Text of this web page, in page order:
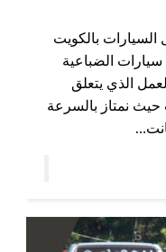
بالكويت
الضباعية
الذي يتعلق
نمتاز بالسرعة